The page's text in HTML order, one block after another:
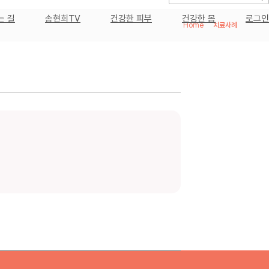
길 송현희TV 건강한 피부 건강한 몸 로그인
Home > 치료사례